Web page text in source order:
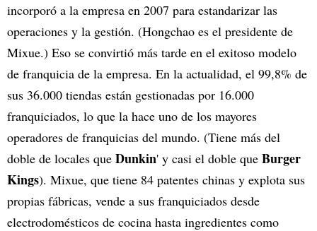
incorporó a la empresa en 2007 para estandarizar las
operaciones y la gestión. (Hongchao es el presidente de
Mixue.) Eso se convirtió más tarde en el exitoso modelo
de franquicia de la empresa. En la actualidad, el 99,8% de
sus 36.000 tiendas están gestionadas por 16.000
franquiciados, lo que la hace uno de los mayores
operadores de franquicias del mundo. (Tiene más del
doble de locales que Dunkin' y casi el doble que Burger
Kings). Mixue, que tiene 84 patentes chinas y explota sus
propias fábricas, vende a sus franquiciados desde
electrodomésticos de cocina hasta ingredientes como